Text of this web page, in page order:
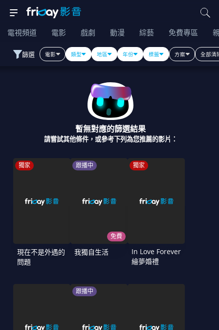
電視頻道 電影 戲劇 動漫 綜藝 免費專區
篩選 電影 類型 地區 年份 標籤 方案 全部清
暫無對應的篩選結果
請嘗試其他條件，或參考下列為您推薦的影片：
獨家
現在不是外遇的
問題
跟播中
免費
我獨自生活
獨家
In Love Forever
繪夢婚禮
跟播中